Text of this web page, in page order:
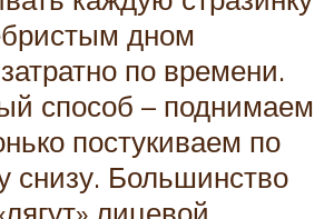
дном
по времени.
способ – поднимаем
постукиваем по
снизу. Большинство